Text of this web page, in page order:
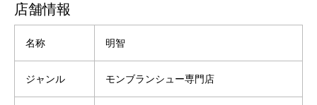
店舗情報
名称 明智
ジャンル モンブランシュー専門店